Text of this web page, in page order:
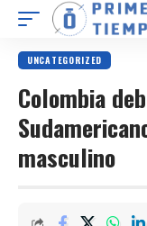
UNCATEGORIZED
Colombia
masculino